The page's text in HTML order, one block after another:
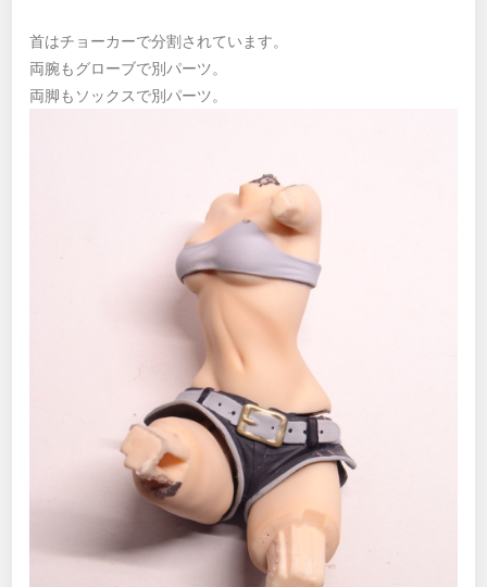
首はチョーカーで分割されています。
両腕もグローブで別パーツ。
両脚もソックスで別パーツ。